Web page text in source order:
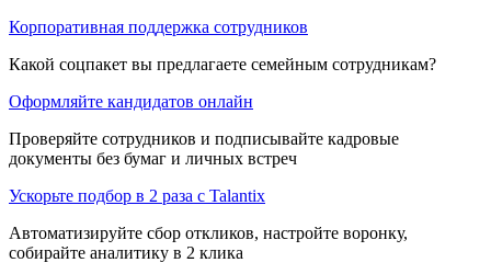
Корпоративная поддержка сотрудников
Какой соцпакет вы предлагаете семейным сотрудникам?
Оформляйте кандидатов онлайн
Проверяйте сотрудников и подписывайте кадровые
документы без бумаг и личных встреч
Ускорьте подбор в 2 раза с Talantix
Автоматизируйте сбор откликов, настройте воронку,
собирайте аналитику в 2 клика